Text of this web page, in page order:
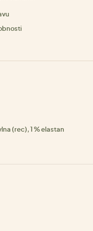
(rec), 1 % elastan